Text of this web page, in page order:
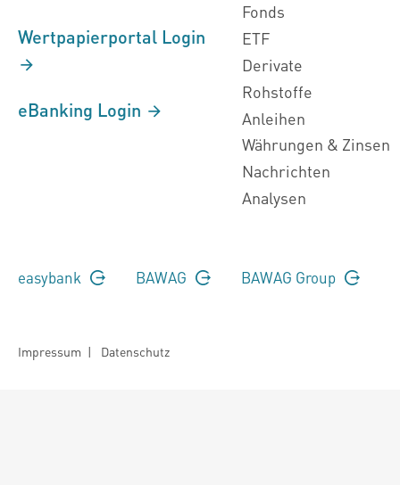
Wertpapierportal Login
eBanking Login
Fonds
ETF
Derivate
Rohstoffe
Anleihen
Währungen & Zinsen
Nachrichten
Analysen
easybank BAWAG BAWAG Group
Impressum | Datenschutz